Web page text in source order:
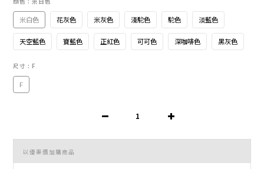
米白色 花灰色 米灰色 淺駝色 駝色 淡藍色
天空藍色 寶藍色 正紅色 可可色 深咖啡色 黑灰色
尺寸 : F
F
以優惠價加購商品